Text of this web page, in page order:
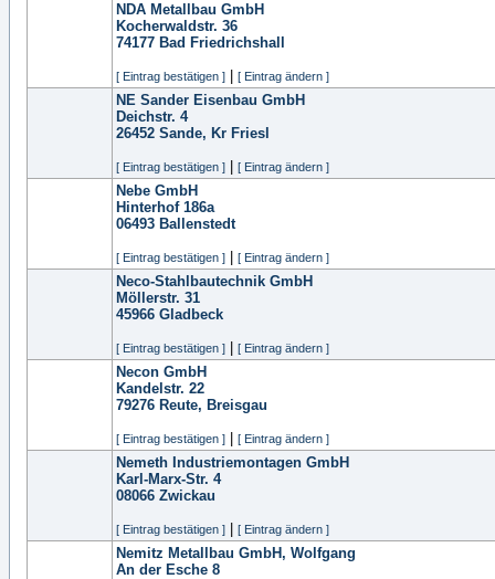
NDA Metallbau GmbH
Kocherwaldstr. 36
74177 Bad Friedrichshall
[ Eintrag bestätigen ] [ Eintrag ändern ]
NE Sander Eisenbau GmbH
Deichstr. 4
26452 Sande, Kr Friesl
[ Eintrag bestätigen ] [ Eintrag ändern ]
Nebe GmbH
Hinterhof 186a
06493 Ballenstedt
[ Eintrag bestätigen ] [ Eintrag ändern ]
Neco-Stahlbautechnik GmbH
Möllerstr. 31
45966 Gladbeck
[ Eintrag bestätigen ] [ Eintrag ändern ]
Necon GmbH
Kandelstr. 22
79276 Reute, Breisgau
[ Eintrag bestätigen ] [ Eintrag ändern ]
Nemeth Industriemontagen GmbH
Karl-Marx-Str. 4
08066 Zwickau
[ Eintrag bestätigen ] [ Eintrag ändern ]
Nemitz Metallbau GmbH, Wolfgang
An der Esche 8